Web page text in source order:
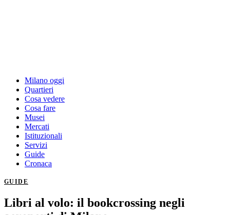
Milano oggi
Quartieri
Cosa vedere
Cosa fare
Musei
Mercati
Istituzionali
Servizi
Guide
Cronaca
GUIDE
Libri al volo: il bookcrossing negli